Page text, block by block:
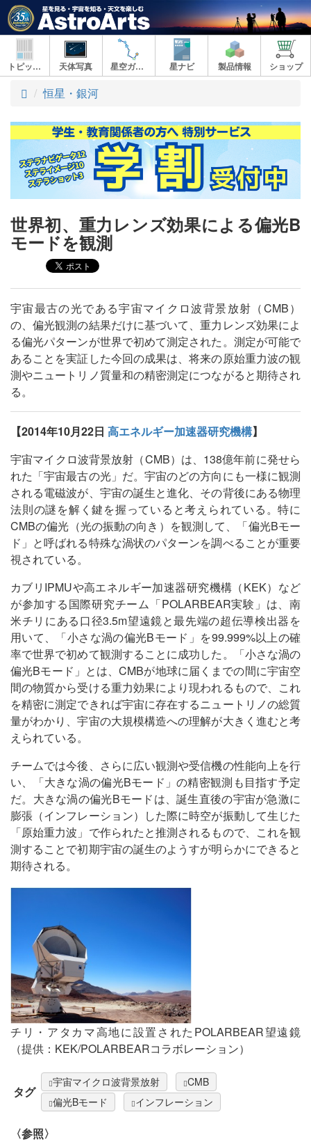
トピックス 天体写真 星空ガイド 星ナビ 製品情報 ショップ
ト
プ
恒星・銀河
世界初、重力レンズ効果による偏光B
モードを観測
宇宙最古の光である宇宙マイクロ波背景放射（CMB）
の、偏光観測の結果だけに基づいて、重力レンズ効果によ
る偏光パターンが世界で初めて測定された。測定が可能で
あることを実証した今回の成果は、将来の原始重力波の観
測やニュートリノ質量和の精密測定につながると期待され
る。
【2014年10月22日 高エネルギー加速器研究機構】
宇宙マイクロ波背景放射（CMB）は、138億年前に発せら
れた「宇宙最古の光」だ。宇宙のどの方向にも一様に観測
される電磁波が、宇宙の誕生と進化、その背後にある物理
法則の謎を解く鍵を握っていると考えられている。特に
CMBの偏光（光の振動の向き）を観測して、「偏光Bモー
ド」と呼ばれる特殊な渦状のパターンを調べることが重要
視されている。
カブリIPMUや高エネルギー加速器研究機構（KEK）など
が参加する国際研究チーム「POLARBEAR実験」は、南
米チリにある口径3.5m望遠鏡と最先端の超伝導検出器を
用いて、「小さな渦の偏光Bモード」を99.999%以上の確
率で世界で初めて観測することに成功した。「小さな渦の
偏光Bモード」とは、CMBが地球に届くまでの間に宇宙空
間の物質から受ける重力効果により現われるもので、これ
を精密に測定できれば宇宙に存在するニュートリノの総質
量がわかり、宇宙の大規模構造への理解が大きく進むと考
えられている。
チームでは今後、さらに広い観測や受信機の性能向上を行
い、「大きな渦の偏光Bモード」の精密観測も目指す予定
だ。大きな渦の偏光Bモードは、誕生直後の宇宙が急激に
膨張（インフレーション）した際に時空が振動して生じた
「原始重力波」で作られたと推測されるもので、これを観
測することで初期宇宙の誕生のようすが明らかにできると
期待される。
チリ・アタカマ高地に設置されたPOLARBEAR望遠鏡
（提供：KEK/POLARBEARコラボレーション）
タグ
宇宙マイクロ波背景放射
CMB
偏光Bモード
インフレーション
〈参照〉